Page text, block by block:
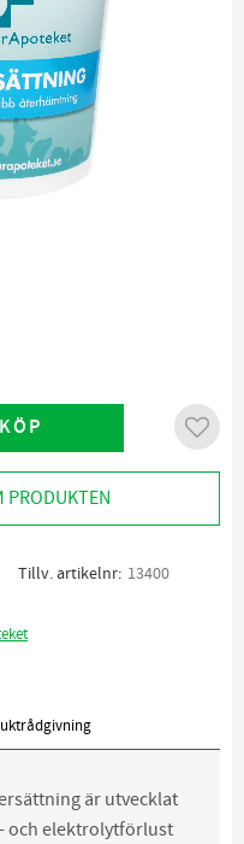
KÖP Lägg
PRODUKTEN
Tillv. artikelnr 13400
är utvecklat
och elektrolytförlust